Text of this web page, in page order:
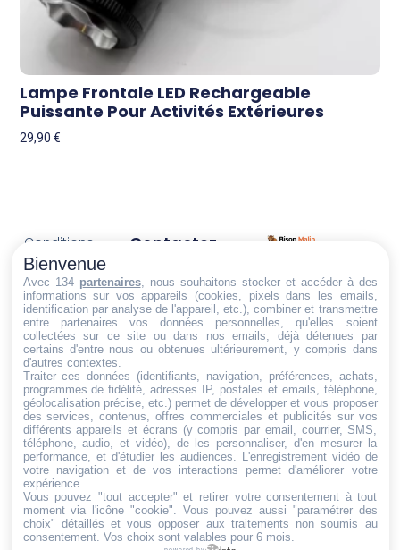
Lampe Frontale LED Rechargeable
Puissante Pour Activités Extérieures
29,90€
Trouvez ce qu'il vous faut,
au bon endroit
Conditions
générales
de vente
Politique de
cookies
Politique de
confidentialité
Mentions
légales
Conditions de
retour et de
remboursement
Droit de
rétractation
Contactez-
Email:
dt@sasbms.fr
Bienvenue
Avec 134 partenaires, nous souhaitons stocker et accéder à des
informations sur vos appareils (cookies, pixels dans les emails,
identification par analyse de l'appareil, etc.), combiner et transmettre
entre partenaires vos données personnelles, qu'elles soient
collectées sur ce site ou dans nos emails, déjà détenues par
certains d'entre nous ou obtenues ultérieurement, y compris dans
d'autres contextes.
Traiter ces données (identifiants, navigation, préférences, achats,
programmes de fidélité, adresses IP, postales et emails, téléphone,
géolocalisation précise, etc.) permet de développer et vous proposer
des services, contenus, offres commerciales et publicités sur vos
différents appareils et écrans (y compris par email, courrier, SMS,
téléphone, audio, et vidéo), de les personnaliser, d'en mesurer la
performance, et d'étudier les audiences. L'enregistrement vidéo de
votre navigation et de vos interactions permet d'améliorer votre
expérience.
Vous pouvez "tout accepter" et retirer votre consentement à tout
moment via l'icône "cookie" . Vous pouvez aussi "paramétrer des
choix" détaillés et vous opposer aux traitements non soumis au
consentement. Vos choix sont valables pour 6 mois.